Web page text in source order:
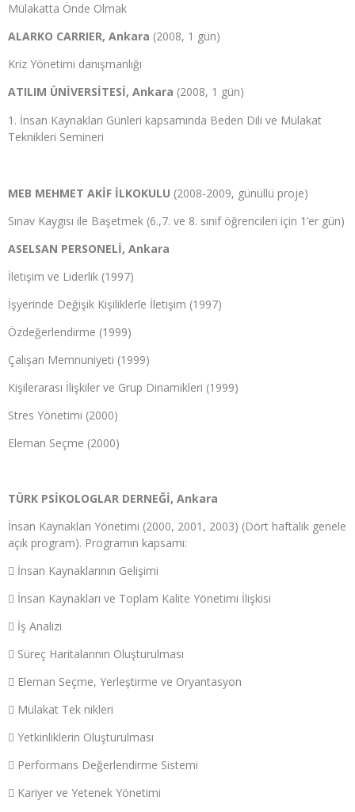
Mülakatta Önde Olmak
ALARKO CARRIER, Ankara (2008, 1 gün)
Kriz Yönetimi danışmanlığı
ATILIM ÜNİVERSİTESİ, Ankara (2008, 1 gün)
İnsan Kaynakları Günleri kapsamında Beden Dili ve Mülakat
Teknikleri Semineri
MEB MEHMET AKİF İLKOKULU (2008-2009, günüllü proje)
Sınav Kaygısı ile Başetmek (6.,7. ve 8. sınıf öğrencileri için 1’er gün)
ASELSAN PERSONELİ, Ankara
İletişim ve Liderlik (1997)
İşyerinde Değişik Kişiliklerle İletişim (1997)
Özdeğerlendirme (1999)
Çalışan Memnuniyeti (1999)
Kişilerarası İlişkiler ve Grup Dinamikleri (1999)
Stres Yönetimi (2000)
Eleman Seçme (2000)
TÜRK PSİKOLOGLAR DERNEĞİ, Ankara
İnsan Kaynakları Yönetimi (2000, 2001, 2003) (Dört haftalık genele
açık program). Programın kapsamı:
 İnsan Kaynaklarının Gelişimi
 İnsan Kaynakları ve Toplam Kalite Yönetimi İlişkisi
 İş Analizi
 Süreç Haritalarının Oluşturulması
 Eleman Seçme, Yerleştirme ve Oryantasyon
 Mülakat Tek nikleri
 Yetkinliklerin Oluşturulması
 Performans Değerlendirme Sistemi
 Kariyer ve Yetenek Yönetimi